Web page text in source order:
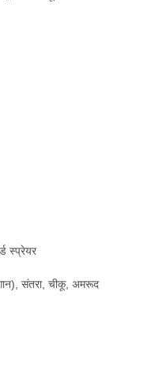
स्प्रेयर
संतरा, चीकू, अमरूद